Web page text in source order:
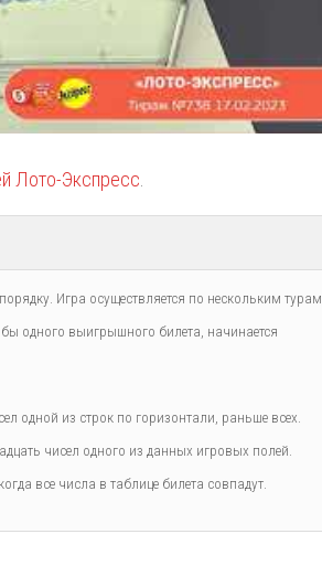
Лото-Экспресс
Игра осуществляется по нескольким турам,
одного выигрышного билета, начинается
одной из строк по горизонтали, раньше всех.
чисел одного из данных игровых полей.
все числа в таблице билета совпадут.